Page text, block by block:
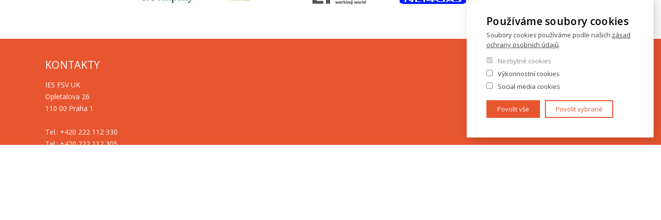
KONTAKTY
IES FSV UK
Opletalova 26
110 00 Praha 1
Tel.: +420 222 112 330
Tel.: +420 222 112 305
Používáme soubory cookies
Soubory cookies používáme podle našich zásad
ochrany osobních údajů.
Nezbytné cookies
Výkonnostní cookies
Social media cookies
Povolit vše Povolit vybrané